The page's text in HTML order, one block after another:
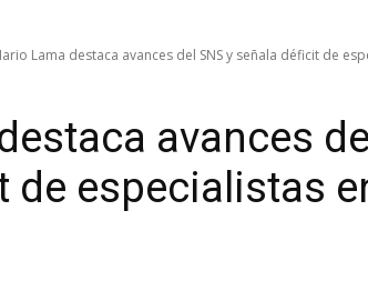
Lama destaca avances del SNS y señala déficit de
avances
de especialistas